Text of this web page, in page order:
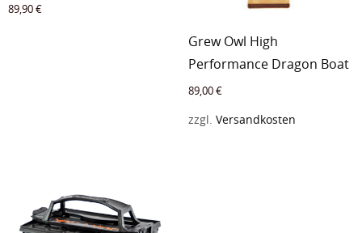
89,90€
Grew Owl High
Performance Dragon Boat
89,00€
zzgl. Versandkosten